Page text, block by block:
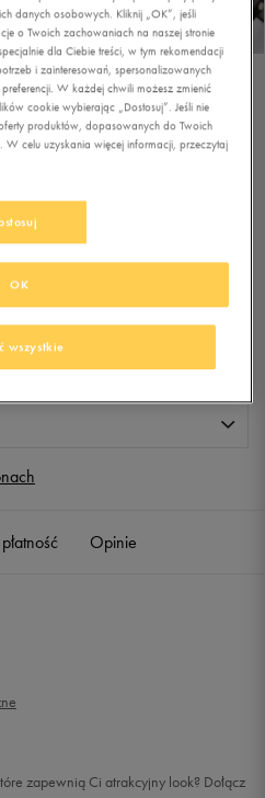
otrzymasz od nas powiadomienie.
Opinie
zapewnią Ci atrakcyjny look? Dołącz
danych osobowych. Kliknij „OK”, jeśli
o Twoich zachowaniach na naszej stronie
dla Ciebie treści, w tym rekomendacji
i zainteresowań, spersonalizowanych
W każdej chwili możesz zmienić
cookie wybierając „Dostosuj”. Jeśli nie
produktów, dopasowanych do Twoich
W celu uzyskania więcej informacji, przeczytaj
wszystkie
OK